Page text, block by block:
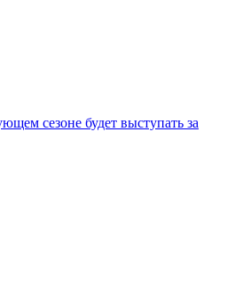
сезоне будет выступать за